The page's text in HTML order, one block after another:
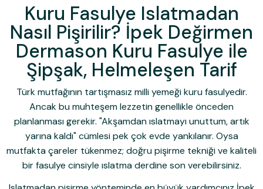
Kuru Fasulye Islatmadan
Nasıl Pişirilir? İpek Değirmen
Dermason Kuru Fasulye ile
Şipşak, Helmeleşen Tarif
Türk mutfağının tartışmasız milli yemeği kuru fasulyedir.
Ancak bu muhteşem lezzetin genellikle önceden
planlanması gerekir. "Akşamdan ıslatmayı unuttum, artık
yarına kaldı" cümlesi pek çok evde yankılanır. Oysa
mutfakta çareler tükenmez; doğru pişirme tekniği ve kaliteli
bir fasulye cinsiyle ıslatma derdine son verebilirsiniz.